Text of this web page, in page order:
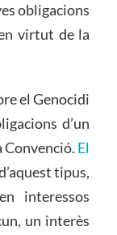
obligacions
virtut de la
el Genocidi
d’un
Convenció. El
tipus,
interessos
un interès